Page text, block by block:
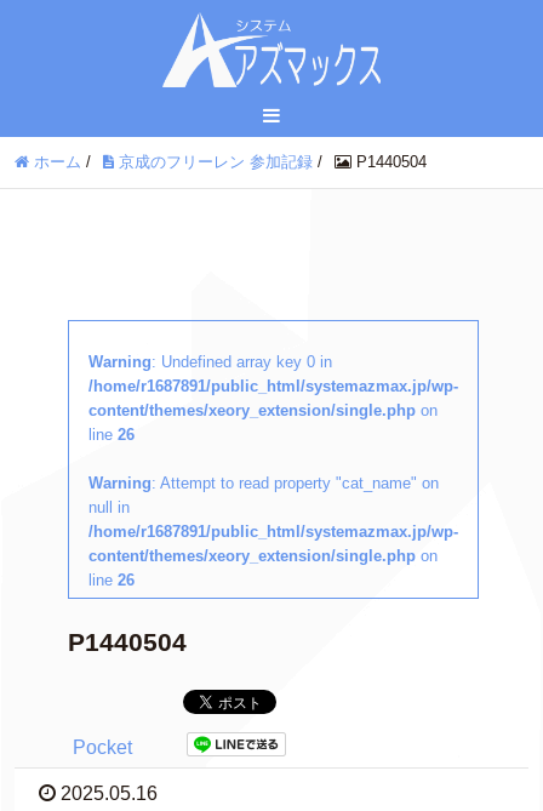
ホーム / 京成のフリーレン 参加記録 / P1440504
Warning: Undefined array key 0 in
/home/r1687891/public_html/systemazmax.jp/wp-
content/themes/xeory_extension/single.php on
line 26
Warning: Attempt to read property "cat_name" on
null in
/home/r1687891/public_html/systemazmax.jp/wp-
content/themes/xeory_extension/single.php on
line 26
P1440504
Pocket
2025.05.16